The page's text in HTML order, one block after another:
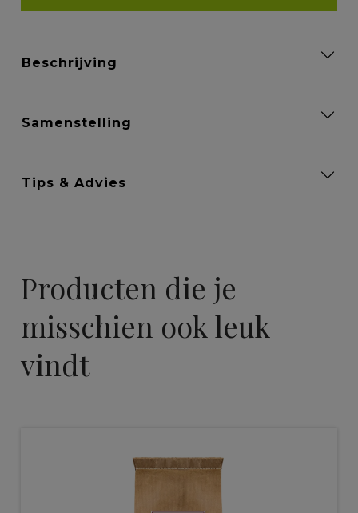
Beschrijving
Samenstelling
Tips & Advies
Producten die je
misschien ook leuk
vindt